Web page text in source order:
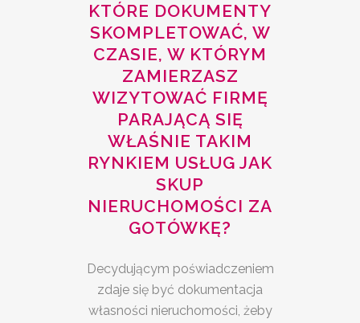
KTÓRE DOKUMENTY
SKOMPLETOWAĆ, W
CZASIE, W KTÓRYM
ZAMIERZASZ
WIZYTOWAĆ FIRMĘ
PARAJĄCĄ SIĘ
WŁAŚNIE TAKIM
RYNKIEM USŁUG JAK
SKUP
NIERUCHOMOŚCI ZA
GOTÓWKĘ?
Decydującym poświadczeniem
zdaje się być dokumentacja
własności nieruchomości, żeby